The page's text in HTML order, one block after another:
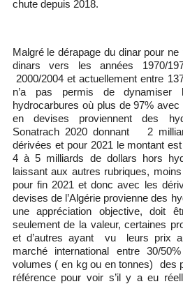
chute depuis 2018.
Malgré le dérapage du dinar pour
dinars vers les années 1970/
2000/2004 et actuellement entre
n’a pas permis de
hydrocarbures où plus de 97%
en devises proviennent des
Sonatrach 2020 donnant 2
dérivées et pour 2021 le montant
4 à 5 milliards de dollars hors
laissant aux autres rubriques,
pour fin 2021 et donc avec les
devises de l’Algérie provienne des
une appréciation objective, doit
seulement de la valeur, certaines
et d’autres ayant vu leurs prix
marché international entre 30/
volumes ( en kg ou en tonnes) des
référence pour voir s’il y a eu